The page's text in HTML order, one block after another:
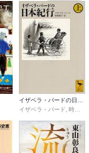
イザベラ・バードの日本紀行
イザベラ・バード, 時岡敬子